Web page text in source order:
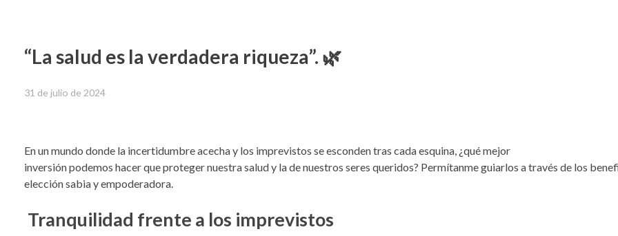
“La salud es la verdadera riqueza”. 🌿
31 de julio de 2024
En un mundo donde la incertidumbre acecha y los imprevistos se esconden tras cada esquina, ¿qué mejor
inversión podemos hacer que proteger nuestra salud y la de nuestros seres queridos? Permítanme guiarlos a través de los
elección sabia y empoderadora.
Tranquilidad frente a los imprevistos